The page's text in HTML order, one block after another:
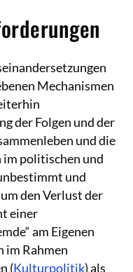
Mechanismen
der Folgen und der
und die
im politischen und
und
den Verlust der
einer
am Eigenen
im Rahmen
(Kulturpolitik) als